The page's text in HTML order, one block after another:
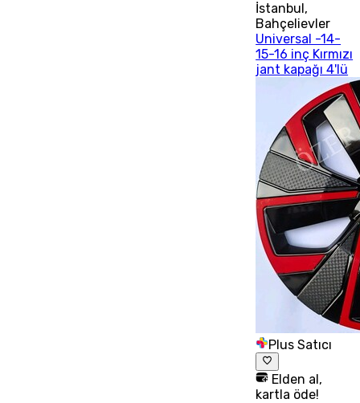
İstanbul ,
Bahçelievler
Universal -14-
15-16 inç Kırmızı
jant kapağı 4'lü
Plus Satıcı
Elden al,
kartla öde!